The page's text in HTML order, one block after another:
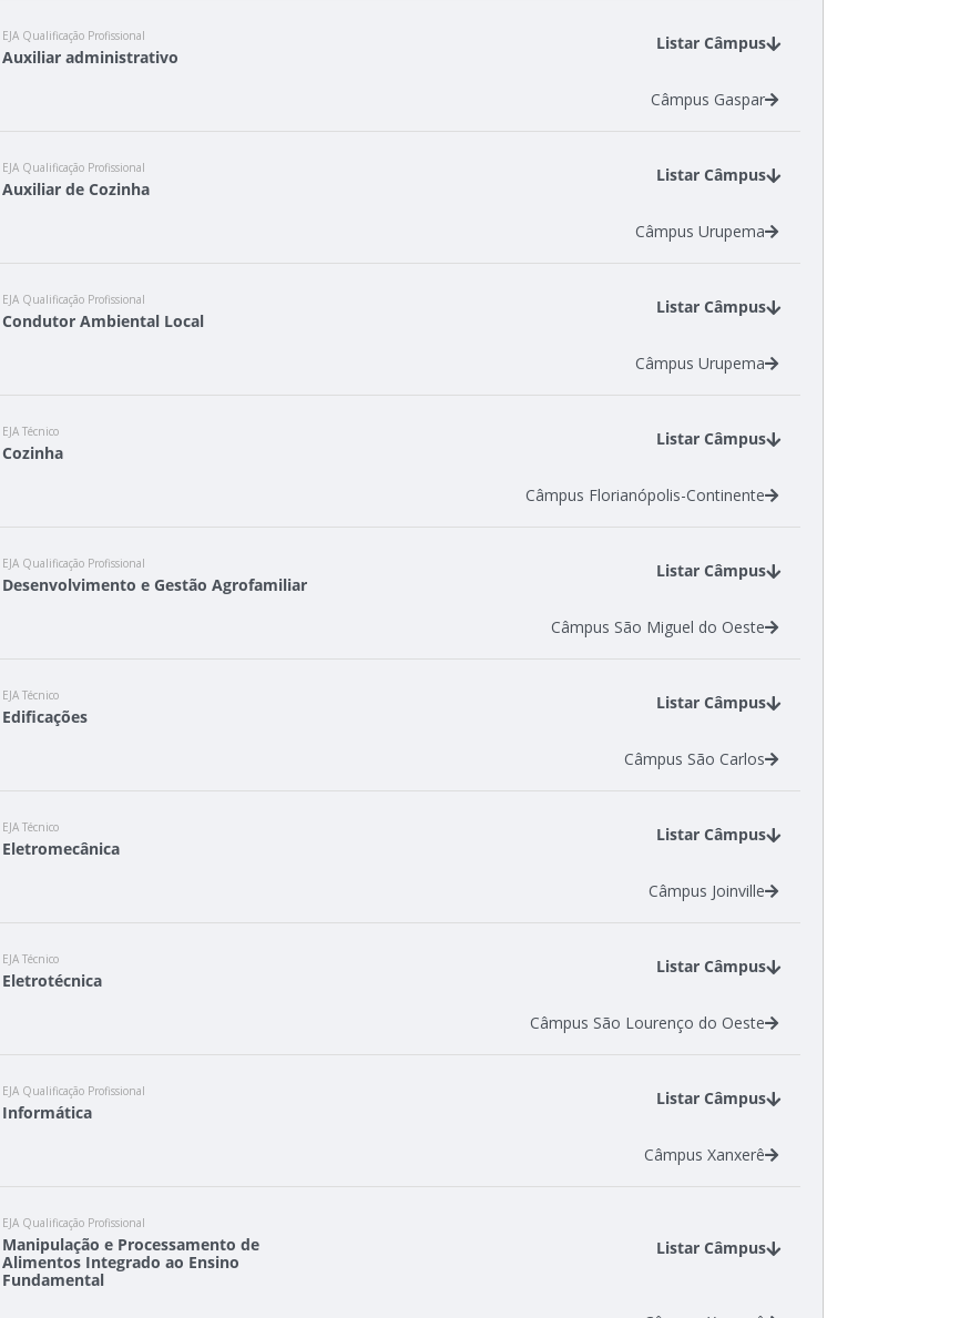
EJA Qualificação Profissional
Auxiliar administrativo
Listar Câmpus
Câmpus Gaspar
EJA Qualificação Profissional
Auxiliar de Cozinha
Listar Câmpus
Câmpus Urupema
EJA Qualificação Profissional
Condutor Ambiental Local
Listar Câmpus
Câmpus Urupema
EJA Técnico
Cozinha
Listar Câmpus
Câmpus Florianópolis-Continente
EJA Qualificação Profissional
Desenvolvimento e Gestão Agrofamiliar
Listar Câmpus
Câmpus São Miguel do Oeste
EJA Técnico
Edificações
Listar Câmpus
Câmpus São Carlos
EJA Técnico
Eletromecânica
Listar Câmpus
Câmpus Joinville
EJA Técnico
Eletrotécnica
Listar Câmpus
Câmpus São Lourenço do Oeste
EJA Qualificação Profissional
Informática
Listar Câmpus
Câmpus Xanxerê
EJA Qualificação Profissional
Manipulação e Processamento de
Alimentos Integrado ao Ensino
Fundamental
Listar Câmpus